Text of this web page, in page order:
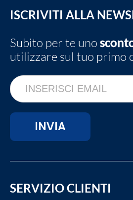
ISCRIVITI ALLA
Subito per te uno
utilizzare sul tuo primo
SERVIZIO CLIENTI